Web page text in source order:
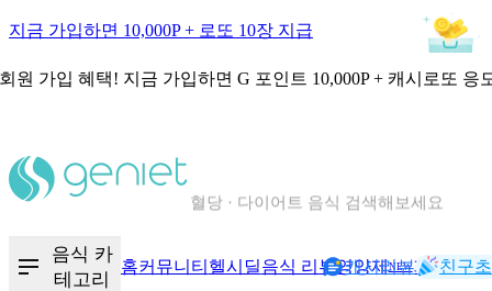
지금 가입하면 10,000P + 로또 10장 지급
원 가입 혜택! 지금 가입하면 G 포인트 10,000P + 캐시로또 응
혈당 · 다이어트 음식 검색해보세요
음식 카
테고리
홈커뮤니티 헬시딜음식 리뷰영양제NEW기록
캐시리뷰 친구